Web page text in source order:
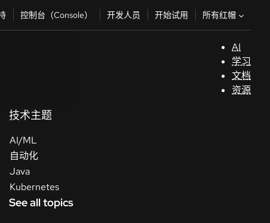
控制台（Console） 开发人员 开始试用 所有红帽
AI
学习
文档
资源
技术主题
AI/ML
自动化
Java
Kubernetes
See all topics